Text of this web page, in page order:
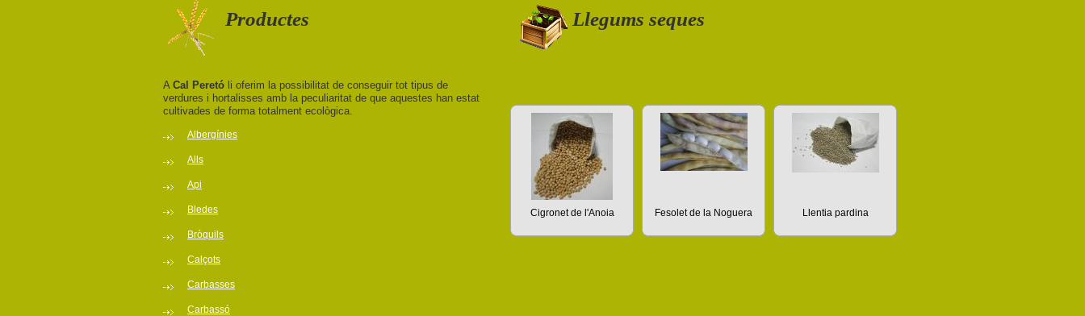
Productes
A Cal Peretó li oferim la possibilitat de conseguir tot tipus de
verdures i hortalisses amb la peculiaritat de que aquestes han estat
cultivades de forma totalment ecològica.
Albergínies
Alls
Api
Bledes
Bròquils
Calçots
Carbasses
Carbassó
Llegums seques
Cigronet de l'Anoia Fesolet de la Noguera Llentia pardina